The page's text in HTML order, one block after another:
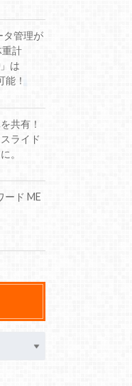
タ管理が
計
は
！
共有！
ライド
。
ード ME